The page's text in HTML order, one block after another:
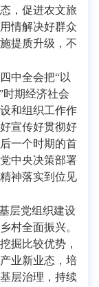
，促进农文旅
情解决好群众
提质升级，不
中全会把“以
时期经济社会
和组织工作作
宣传好贯彻好
一个时期的首
中央决策部署
神落实到位见
层党组织建设
村全面振兴。
掘比较优势，
业新业态，培
层治理，持续